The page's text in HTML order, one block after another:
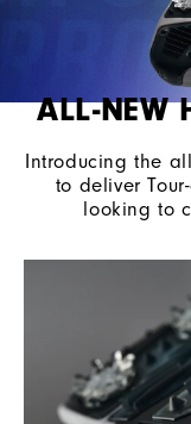
ALL-NEW
Introducing the
to deliver
looking to